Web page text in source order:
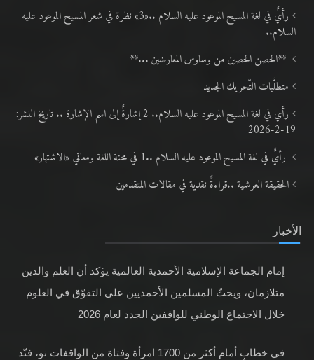
رأيٌ في لغة المسيح الموعود عليه السلام ..«3» نظرة في شعر المسيح الموعود عليه
السلام..
**الحصن الحصين من وساوس المعارضين ...**
متطلَّبات التّحريك الجديد
رأي في لغة المسيح الموعود عليه السلام.. 2 إشارةٌ إلى اسم الإشارة .. تاريخ النشر:
19-2-2026
رأيٌ في لغة المسيح الموعود عليه السلام ..1 في محنة اللغة ومعاني «الاشتهار»
الحقيقة العرشية ..قراءةٌ نقدية في مقالات المتقدمين
الأخبار
إمام الجماعة الإسلامية الأحمدية العالمية يؤكد أن العلم والدين
متلازمان، ويحثّ المسلمين الأحمديين على التفوّق في العلوم
خلال الاجتماع الوطني للواقفين الجدد لعام 2026
في خطابٍ أمام أكثر من 1700 امرأة وفتاة من الواقفات نو، فنّد